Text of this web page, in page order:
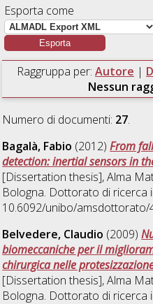
Esporta come
Raggruppa per: Autore |
Nessun
Numero di documenti: 27.
Bagalà, Fabio (2012)From
detection: inertial sensors in
[Dissertation thesis], Alma
Bologna. Dottorato di ricerca
10.6092/unibo/amsdottorato/
Belvedere, Claudio (2009)
biomeccaniche per il
chirurgica nelle
[Dissertation thesis], Alma
Bologna. Dottorato di ricerca